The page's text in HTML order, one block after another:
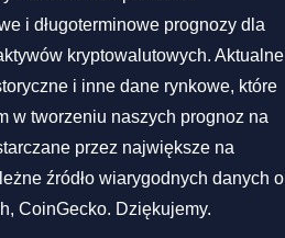
i długoterminowe prognozy dla
kryptowalutowych. Aktualne
i inne dane rynkowe, które
w tworzeniu naszych prognoz na
przez największe na
źródło wiarygodnych danych o
CoinGecko. Dziękujemy.